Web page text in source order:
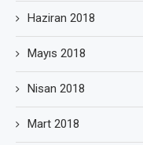
Haziran 2018
Mayıs 2018
Nisan 2018
Mart 2018